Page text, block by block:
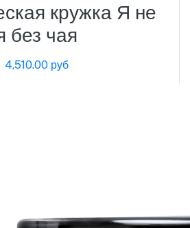
кружка Я не
без чая
4,510.00 руб